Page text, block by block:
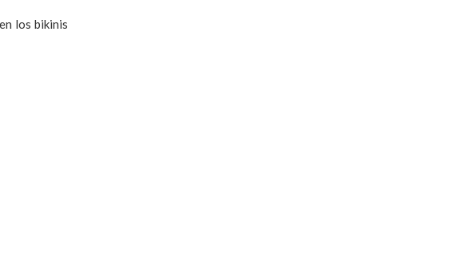
los bikinis